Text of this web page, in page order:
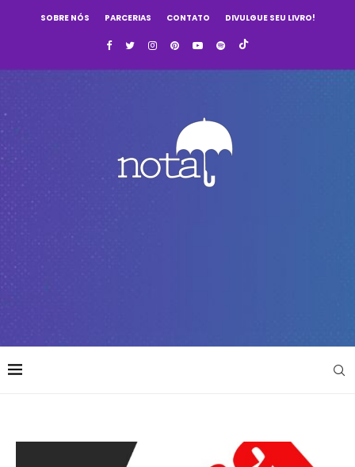
SOBRE NÓS PARCERIAS CONTATO DIVULGUE SEU LIVRO!